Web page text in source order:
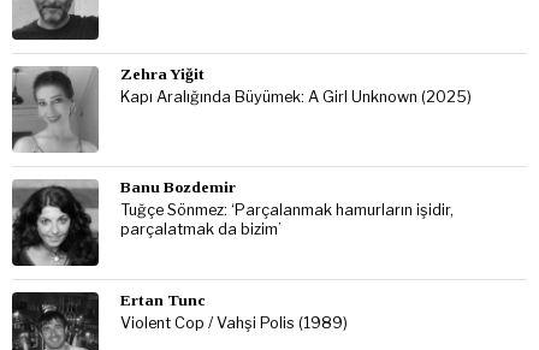
Zehra Yiğit
Kapı Aralığında Büyümek: A Girl Unknown (2025)
Banu Bozdemir
Tuğçe Sönmez: ‘Parçalanmak hamurların işidir,
parçalatmak da bizim’
Ertan Tunc
Violent Cop / Vahşi Polis (1989)